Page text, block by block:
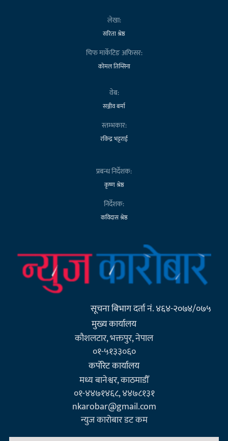
लेखा:
सरिता श्रेष्ठ
चिफ मार्केटिङ अफिसर:
कोमल तिम्सिना
वेब:
सञ्जीव बर्मा
स्तम्भकार:
रविन्द्र भट्टराई
प्रबन्ध निर्देशक:
कृष्ण श्रेष्ठ
निर्देशक:
कविदास श्रेष्ठ
सूचना बिभाग दर्ता नं. ४६४-२०७४/०७५
मुख्य कार्यालय
कौशलटार, भक्तपुर, नेपाल
०१-५१३३०६०
कर्पाेरेट कार्यालय
मध्य बानेश्वर, काठमाडौँ
०१-४४७१४६८, ४४७८१३१
nkarobar@gmail.com
न्युज कारोबार डट कम